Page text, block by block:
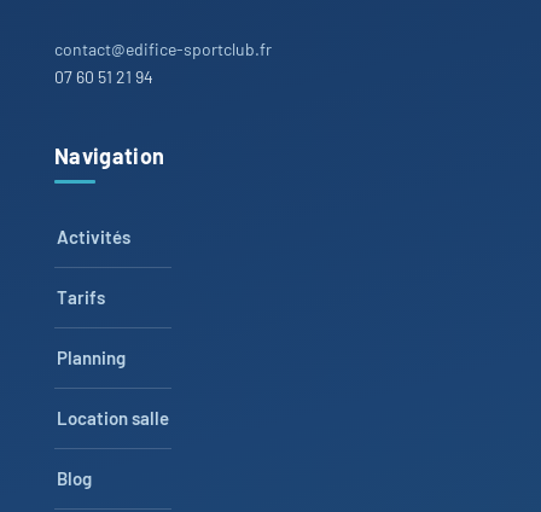
contact@edifice-sportclub.fr
07 60 51 21 94
Navigation
Activités
Tarifs
Planning
Location salle
Blog